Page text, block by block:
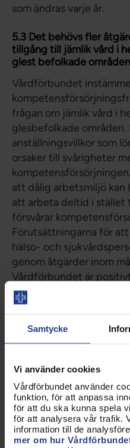
Samtycke
Vi använder cookies
Vårdförbundet använder
funktion, för att anpassa
för att du ska kunna spela
för att analysera vår trafik.
information till de
mer om hur
som ändras varje år.
5.3 Det behövs fler
tillgång till jämlik vård i
glest befolkade områden
Vårdförbundet
frågan om jämlik vård i
glesbefolkade områden.
anställningsvillkor som
orsaker till svårigheter
att dålig arbetsmiljö kan
att arbeta deltid i stället
försvårar
Förutsättningarna för
hälso- och
genom åtgärder inom
Vårdförbundet är
promemorians
beträffande ökad statlig
Ersättningssystemen –
ersättningssystemen i
fram nationella
är viktigt att få mer
ersättningssystemens
sjukvårdens resultat